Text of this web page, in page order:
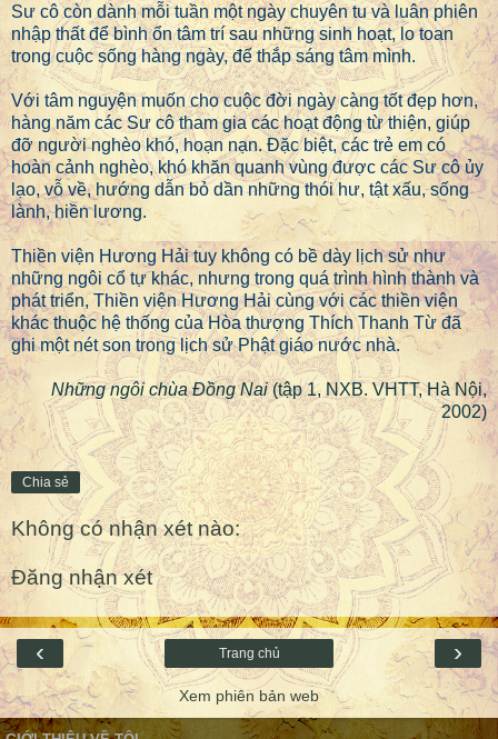
Sư cô còn dành mỗi tuần một ngày chuyên tu và luân phiên
nhập thất để bình ổn tâm trí sau những sinh hoạt, lo toan
trong cuộc sống hàng ngày, để thắp sáng tâm mình.
Với tâm nguyện muốn cho cuộc đời ngày càng tốt đẹp hơn,
hàng năm các Sư cô tham gia các hoạt động từ thiện, giúp
đỡ người nghèo khó, hoạn nạn. Đặc biệt, các trẻ em có
hoàn cảnh nghèo, khó khăn quanh vùng được các Sư cô ủy
lạo, vỗ về, hướng dẫn bỏ dần những thói hư, tật xấu, sống
lành, hiền lương.
Thiền viện Hương Hải tuy không có bề dày lịch sử như
những ngôi cổ tự khác, nhưng trong quá trình hình thành và
phát triển, Thiền viện Hương Hải cùng với các thiền viện
khác thuộc hệ thống của Hòa thượng Thích Thanh Từ đã
ghi một nét son trong lịch sử Phật giáo nước nhà.
Những ngôi chùa Đồng Nai(tập 1, NXB. VHTT, Hà Nội,
2002)
Chia sẻ
Không có nhận xét nào:
Đăng nhận xét
‹ ›
Trang chủ
Xem phiên bản web